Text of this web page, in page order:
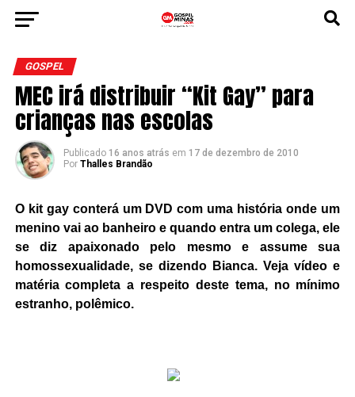
GOSPEL
MEC irá distribuir “Kit Gay” para
crianças nas escolas
Publicado 16 anos atrás em 17 de dezembro de 2010
Por Thalles Brandão
O kit gay conterá um DVD com uma história onde um
menino vai ao banheiro e quando entra um colega, ele
se diz apaixonado pelo mesmo e assume sua
homossexualidade, se dizendo Bianca. Veja vídeo e
matéria completa a respeito deste tema, no mínimo
estranho, polêmico.